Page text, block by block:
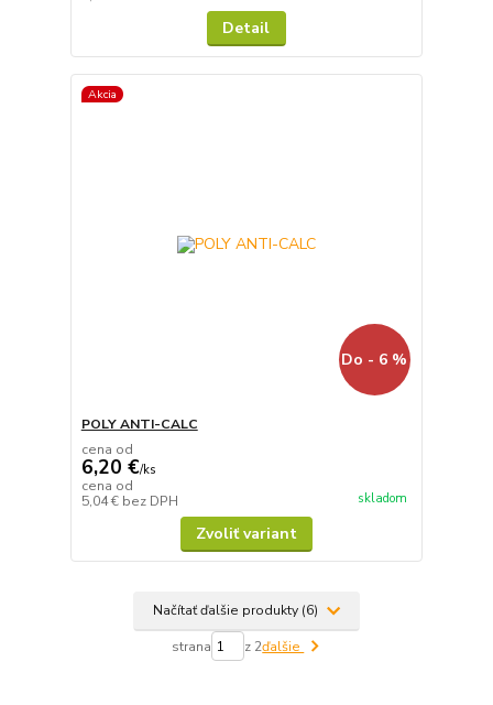
Detail
Akcia
Do - 6 %
POLY ANTI-CALC
cena od
6,20 €/ks
cena od
5,04 € bez DPH skladom
Zvoliť variant
Načítať ďalšie produkty (6)
strana z 2ďalšie